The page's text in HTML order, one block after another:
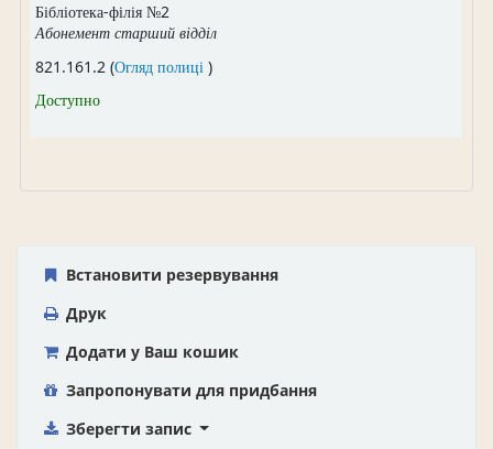
Бібліотека-філія №2
Абонемент старший відділ
821.161.2 (Огляд полиці(Відкривається нижче)
)
Доступно
Встановити резервування
Друк
Додати у Ваш кошик
Запропонувати для придбання
Зберегти запис